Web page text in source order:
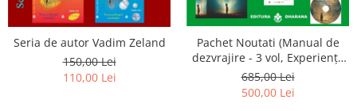
Seria de autor Vadim Zeland
150,00 Lei
110,00 Lei
Pachet Noutati (Manual de
dezvrajire - 3 vol, Experiențe
și amintiri, Rugăciunile
Luceafarului de dimineata) -
Marius Ghidel
685,00 Lei
500,00 Lei